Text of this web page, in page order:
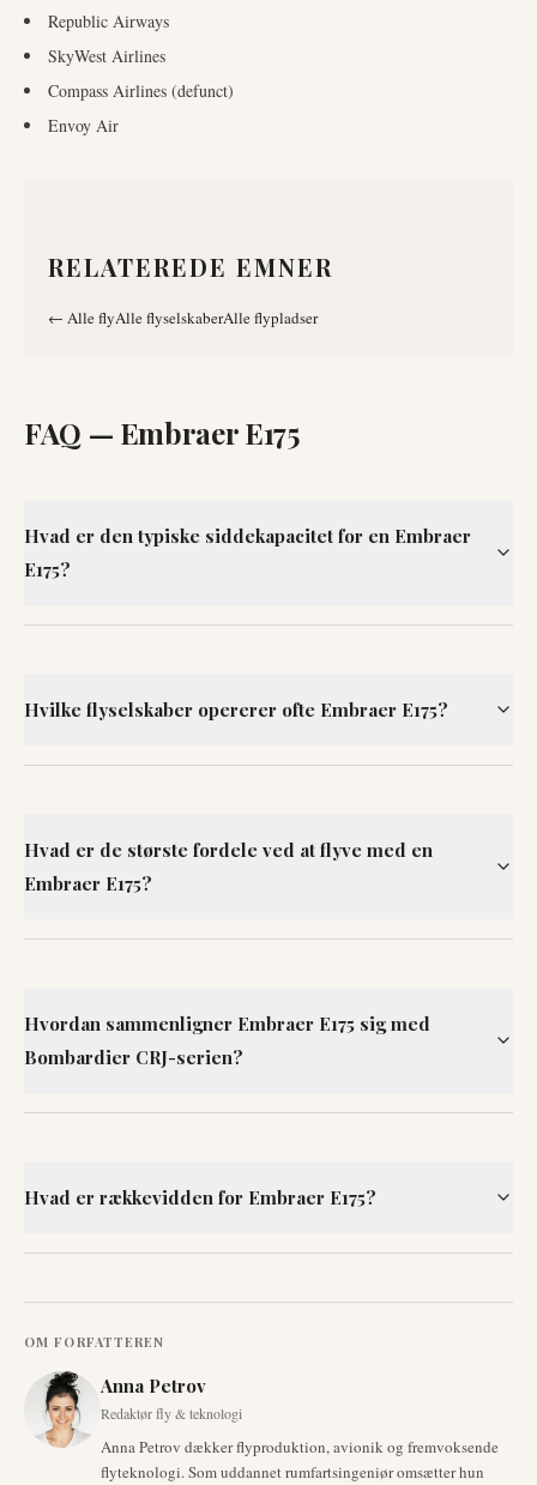
Republic Airways
SkyWest Airlines
Compass Airlines (defunct)
Envoy Air
RELATEREDE EMNER
← Alle flyAlle flyselskaberAlle flypladser
FAQ — Embraer E175
Hvad er den typiske siddekapacitet for en Embraer
E175?
Hvilke flyselskaber opererer ofte Embraer E175?
Hvad er de største fordele ved at flyve med en
Embraer E175?
Hvordan sammenligner Embraer E175 sig med
Bombardier CRJ-serien?
Hvad er rækkevidden for Embraer E175?
OM FORFATTEREN
Anna Petrov
Redaktør fly & teknologi
Anna Petrov dækker flyproduktion, avionik og fremvoksende
flyteknologi. Som uddannet rumfartsingeniør omsætter hun